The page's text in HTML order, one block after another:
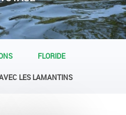
FLORIDE
LES LAMANTINS